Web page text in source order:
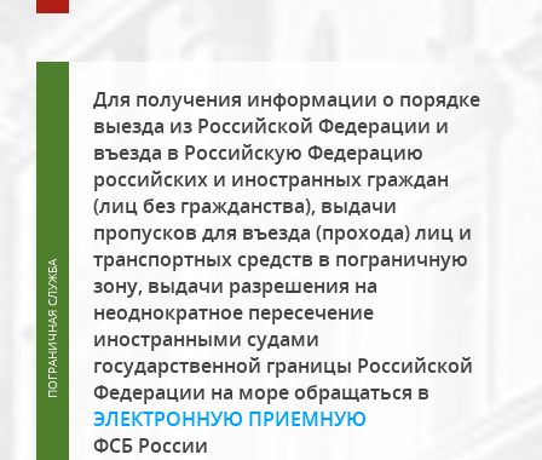
Для получения информации о порядке
выезда из Российской Федерации и
въезда в Российскую Федерацию
российских и иностранных граждан
(лиц без гражданства), выдачи
пропусков для въезда (прохода) лиц и
транспортных средств в пограничную
зону, выдачи разрешения на
неоднократное пересечение
иностранными судами
государственной границы Российской
Федерации на море обращаться в
ЭЛЕКТРОННУЮ ПРИЕМНУЮ
ФСБ России